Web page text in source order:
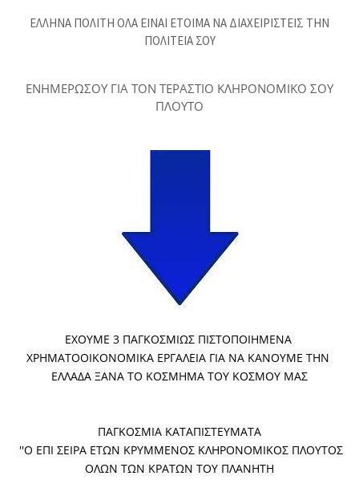
ΕΛΛΗΝΑ ΠΟΛΙΤΗ ΟΛΑ ΕΙΝΑΙ ΕΤΟΙΜΑ ΝΑ ΔΙΑΧΕΙΡΙΣΤΕΙΣ ΤΗΝ
ΠΟΛΙΤΕΙΑ ΣΟΥ
ΕΝΗΜΕΡΩΣΟΥ ΓΙΑ ΤΟΝ ΤΕΡΑΣΤΙΟ ΚΛΗΡΟΝΟΜΙΚΟ ΣΟΥ
ΠΛΟΥΤΟ
ΕΧΟΥΜΕ 3 ΠΑΓΚΟΣΜΙΩΣ ΠΙΣΤΟΠΟΙΗΜΕΝΑ
ΧΡΗΜΑΤΟΟΙΚΟΝΟΜΙΚΑ ΕΡΓΑΛΕΙΑ ΓΙΑ ΝΑ ΚΑΝΟΥΜΕ ΤΗΝ
ΕΛΛΑΔΑ ΞΑΝΑ ΤΟ ΚΟΣΜΗΜΑ ΤΟΥ ΚΟΣΜΟΥ ΜΑΣ
ΠΑΓΚΟΣΜΙΑ ΚΑΤΑΠΙΣΤΕΥΜΑΤΑ
ΟΛΩΝ ΤΩΝ ΚΡΑΤΩΝ ΤΟΥ ΠΛΑΝΗΤΗ